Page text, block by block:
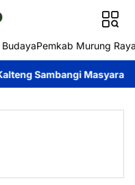
BudayaPemkab Murung
Berikan Edukasi